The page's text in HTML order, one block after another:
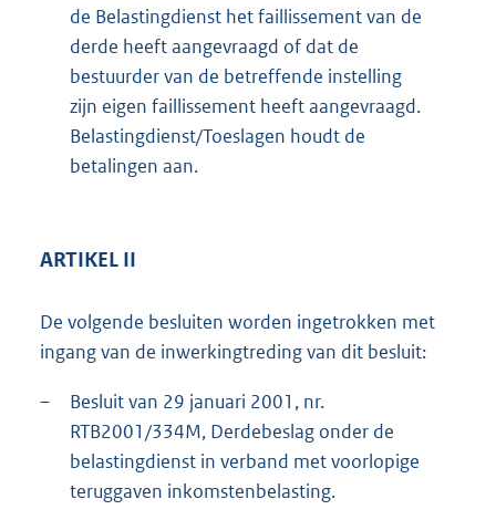
de Belastingdienst het faillissement van de
derde heeft aangevraagd of dat de
bestuurder van de betreffende instelling
zijn eigen faillissement heeft aangevraagd.
Belastingdienst/Toeslagen houdt de
betalingen aan.
ARTIKEL II
De volgende besluiten worden ingetrokken met
ingang van de inwerkingtreding van dit besluit:
–
Besluit van 29 januari 2001, nr.
RTB2001/334M, Derdebeslag onder de
belastingdienst in verband met voorlopige
teruggaven inkomstenbelasting.